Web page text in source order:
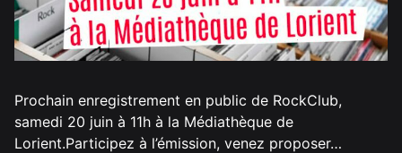
Prochain enregistrement en public de RockClub,
samedi 20 juin à 11h à la Médiathèque de
Lorient.Participez à l’émission, venez proposer…